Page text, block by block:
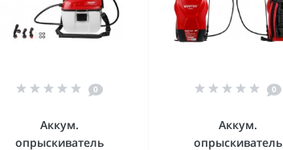
0
Аккум.
опрыскиватель
0
Аккум.
опрыскиватель